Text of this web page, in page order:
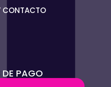
CONTACTO
PAGO